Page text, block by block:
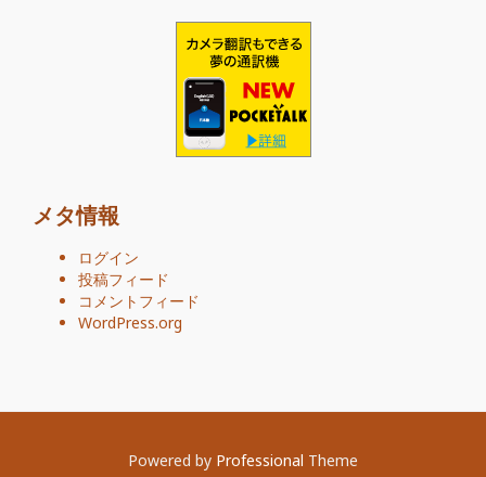
メタ情報
ログイン
投稿フィード
コメントフィード
WordPress.org
Powered by Professional Theme